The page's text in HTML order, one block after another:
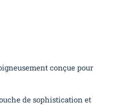
conçue pour
de sophistication et